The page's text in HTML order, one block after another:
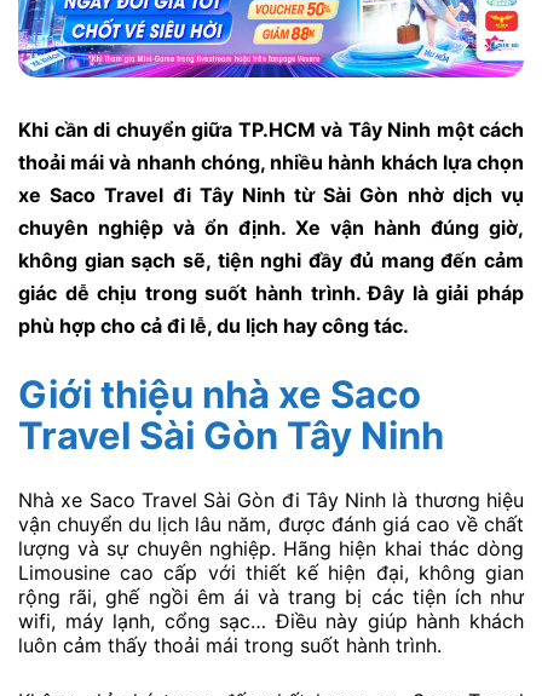
Khi cần di chuyển giữa TP.HCM và Tây Ninh một cách
thoải mái và nhanh chóng, nhiều hành khách lựa chọn
xe Saco Travel đi Tây Ninh từ Sài Gòn nhờ dịch vụ
chuyên nghiệp và ổn định. Xe vận hành đúng giờ,
không gian sạch sẽ, tiện nghi đầy đủ mang đến cảm
giác dễ chịu trong suốt hành trình. Đây là giải pháp
phù hợp cho cả đi lễ, du lịch hay công tác.
Giới thiệu nhà xe Saco
Travel Sài Gòn Tây Ninh
Nhà xe Saco Travel Sài Gòn đi Tây Ninh là thương hiệu
vận chuyển du lịch lâu năm, được đánh giá cao về chất
lượng và sự chuyên nghiệp. Hãng hiện khai thác dòng
Limousine cao cấp với thiết kế hiện đại, không gian
rộng rãi, ghế ngồi êm ái và trang bị các tiện ích như
wifi, máy lạnh, cổng sạc… Điều này giúp hành khách
luôn cảm thấy thoải mái trong suốt hành trình.